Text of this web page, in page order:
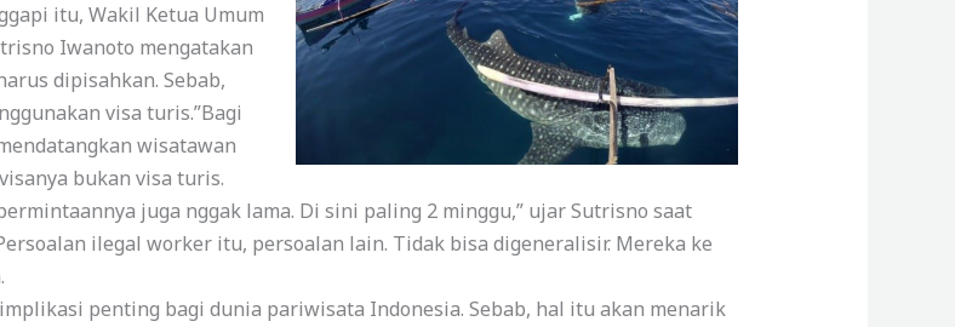
itu, Wakil Ketua Umum
Iwanoto mengatakan
dipisahkan. Sebab,
visa turis.”Bagi
wisatawan
bukan visa turis.
juga nggak lama. Di sini paling 2 minggu,” ujar Sutrisno saat
ilegal worker itu, persoalan lain. Tidak bisa digeneralisir. Mereka ke
penting bagi dunia pariwisata Indonesia. Sebab, hal itu akan menarik